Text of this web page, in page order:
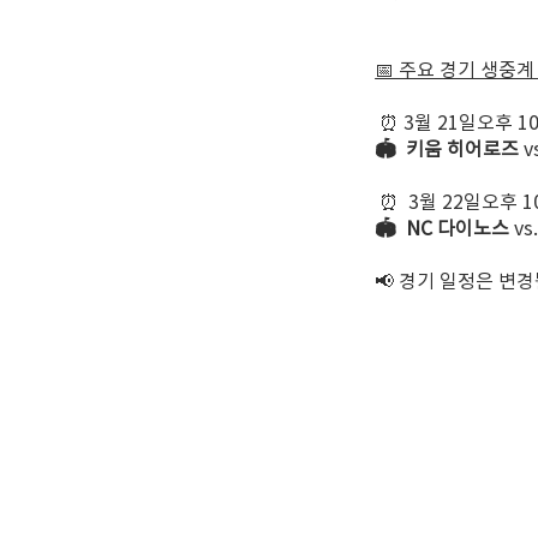
📅 주요 경기 생중
⏰ 3월 21일오후
🏟️ 키움 히어로즈
⏰ 3월 22일오후
🏟️ NC 다이노스vs.
📢 경기 일정은 변